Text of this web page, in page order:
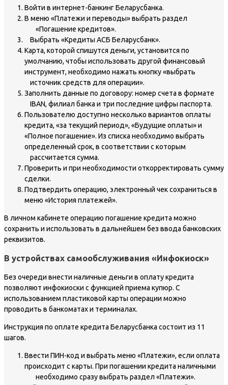
Войти в интернет-банкинг Беларусбанка.
В меню «Платежи и переводы» выбрать раздел
«Погашение кредитов».
Выбрать «Кредиты АСБ Беларусбанк».
Карта, которой спишутся деньги, установится по
умолчанию, чтобы использовать другой финансовый
инструмент, необходимо нажать кнопку «выбрать
источник средств для операции».
Заполнить данные по договору: номер счета в формате
IBAN, филиал банка и три последние цифры паспорта.
Пользователю доступно несколько вариантов оплаты
кредита, «за текущий период», «Будущие оплаты» и
«Полное погашение». Из списка необходимо выбрать
определенный срок, в соответствии с которым
рассчитается сумма.
Проверить и при необходимости откорректировать сумму
сделки.
Подтвердить операцию, электронный чек сохраниться в
меню «История платежей».
В личном кабинете операцию погашение кредита можно
сохранить и использовать в дальнейшем без ввода банковских
реквизитов.
В устройствах самообслуживания «Инфокиоск»
Без очереди внести наличные деньги в оплату кредита
позволяют инфокиоски с функцией приема купюр. С
использованием пластиковой карты операции можно
проводить в банкоматах и терминалах.
Инструкция по оплате кредита Беларусбанка состоит из 11
шагов.
Ввести ПИН-код и выбрать меню «Платежи», если оплата
происходит с карты. При погашении кредита наличными
необходимо сразу выбрать раздел «Платежи».